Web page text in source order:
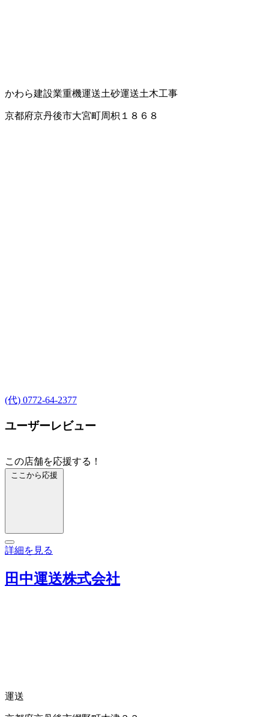
かわら建設業重機運送土砂運送土木工事
京都府京丹後市大宮町周枳１８６８
(代) 0772-64-2377
ユーザーレビュー
この店舗を応援する！
ここから応援
詳細を見る
田中運送株式会社
運送